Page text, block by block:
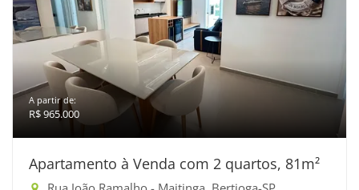
A partir de:
R$ 965.000
Apartamento à Venda com 2 quartos, 81m²